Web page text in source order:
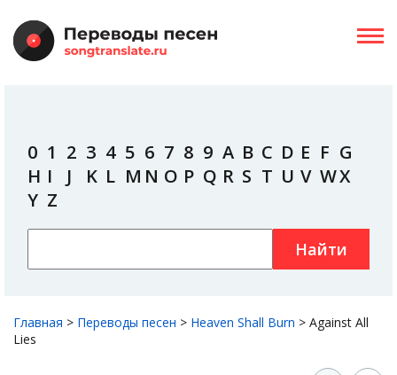
0 1 2 3 4 5 6 7 8 9 A B C D E F G
H I J K L M N O P Q R S T U V WX
Y Z
Найти
Главная > Переводы песен > Heaven Shall Burn > Against All
Lies